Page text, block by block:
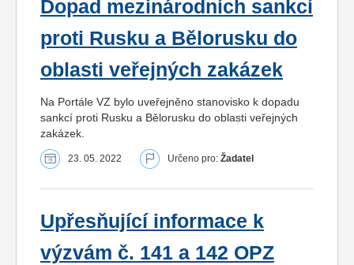
Dopad mezinárodních sankcí
proti Rusku a Bělorusku do
oblasti veřejných zakázek
Na Portále VZ bylo uveřejněno stanovisko k dopadu
sankcí proti Rusku a Bělorusku do oblasti veřejných
zakázek.
23. 05. 2022 Určeno pro: Žadatel
Upřesňující informace k
výzvám č. 141 a 142 OPZ